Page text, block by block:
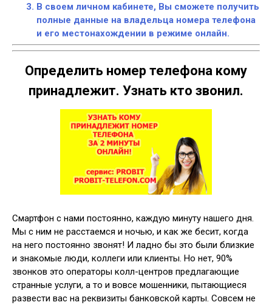
В своем личном кабинете, Вы сможете получить
полные данные на владельца номера телефона
и его местонахождении в режиме онлайн.
Определить номер телефона кому
принадлежит. Узнать кто звонил.
Смартфон с нами постоянно, каждую минуту нашего дня.
Мы с ним не расстаемся и ночью, и как же бесит, когда
на него постоянно звонят! И ладно бы это были близкие
и знакомые люди, коллеги или клиенты. Но нет, 90%
звонков это операторы колл-центров предлагающие
странные услуги, а то и вовсе мошенники, пытающиеся
развести вас на реквизиты банковской карты. Совсем не